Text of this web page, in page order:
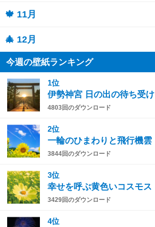
🍁 11月
🎄 12月
今週の壁紙ランキング
1位
伊勢神宮 日の出の待ち受け
4803回のダウンロード
2位
一輪のひまわりと飛行機雲
3844回のダウンロード
3位
幸せを呼ぶ黄色いコスモス
3429回のダウンロード
4位